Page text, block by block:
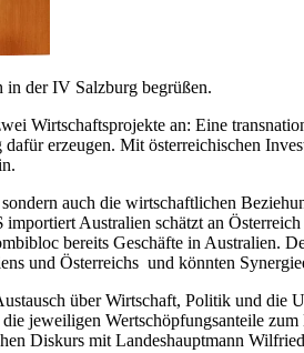
der IV Salzburg begrüßen.
Wirtschaftsprojekte an: Eine
erzeugen. Mit österreichischen
auch die wirtschaftlichen
Australien schätzt an
bereits Geschäfte in Australien.
und Österreichs und könnten
über Wirtschaft, Politik und die
jeweiligen Wertschöpfungsanteile
Diskurs mit Landeshauptmann